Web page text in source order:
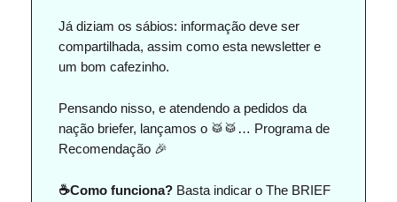
Já diziam os sábios: informação deve ser
compartilhada, assim como esta newsletter e
um bom cafezinho.
Pensando nisso, e atendendo a pedidos da
nação briefer, lançamos o 🥁🥁… Programa de
Recomendação 🎉
☕Como funciona? Basta indicar o The BRIEF